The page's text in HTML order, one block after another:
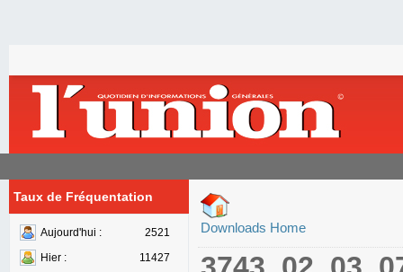
Taux de Fréquentation
Aujourd'hui :
2521
Hier :
11427
Downloads Home